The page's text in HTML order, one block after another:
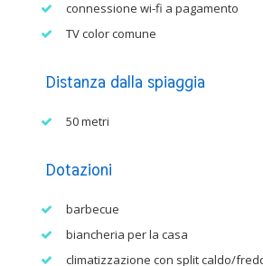
connessione wi-fi a pagamento
TV color comune
Distanza dalla spiaggia
50 metri
Dotazioni
barbecue
biancheria per la casa
climatizzazione con split caldo/